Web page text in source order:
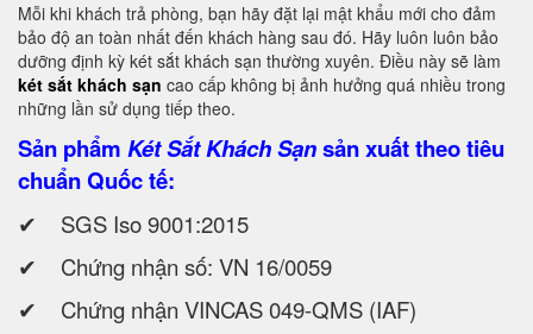
Mỗi khi khách trả phòng, bạn hãy đặt lại mật khẩu mới cho đảm
bảo độ an toàn nhất đến khách hàng sau đó. Hãy luôn luôn bảo
dưỡng định kỳ két sắt khách sạn thường xuyên. Điều này sẽ làm
két sắt khách sạn cao cấp không bị ảnh hưởng quá nhiều trong
những lần sử dụng tiếp theo.
Sản phẩm Két Sắt Khách Sạnsản xuất theo tiêu
chuẩn Quốc tế:
✔ SGS Iso 9001:2015
✔ Chứng nhận số: VN 16/0059
✔ Chứng nhận VINCAS 049-QMS (IAF)